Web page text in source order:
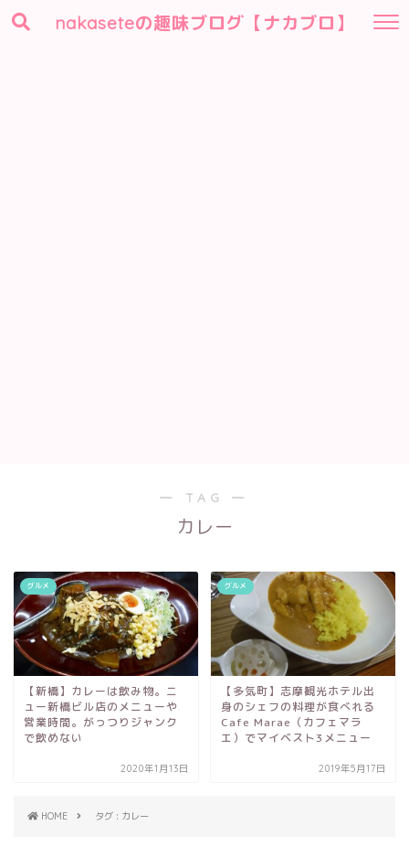
nakaseteの趣味ブログ【ナカブロ】
― TAG ―
カレー
グルメ
【新橋】カレーは飲み物。ニ
ュー新橋ビル店のメニューや
営業時間。がっつりジャンク
で飲めない
2020年1月13日
グルメ
【多気町】志摩観光ホテル出
身のシェフの料理が食べれる
Cafe Marae（カフェマラ
エ）でマイベスト3メニュー
2019年5月17日
HOME タグ : カレー